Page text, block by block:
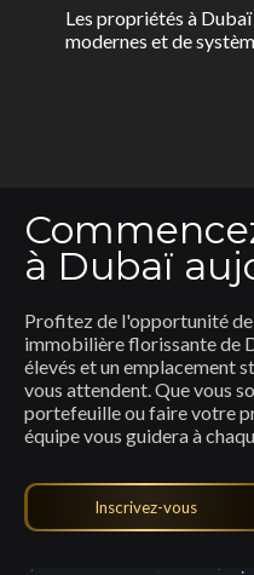
Les propriétés à
modernes et de
à Dubaï
Profitez de l'opportunité
immobilière florissante de
élevés et un emplacement
vous attendent. Que vous
portefeuille ou faire votre
équipe vous guidera à
Inscrivez-vous